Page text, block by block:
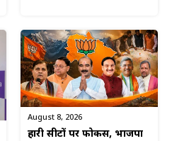
August 8, 2026
हारी सीटों पर फोकस, भाजपा